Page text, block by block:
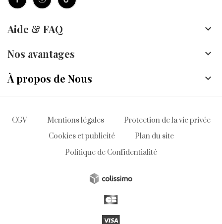
Aide & FAQ 
Nos avantages 
À propos de Nous 
CGV Mentions légales
Protection de la vie privée
Cookies et publicité
Plan du site
Politique de Confidentialité